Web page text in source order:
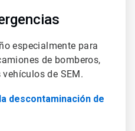
especialmente para
de bomberos,
de SEM.
descontaminación de